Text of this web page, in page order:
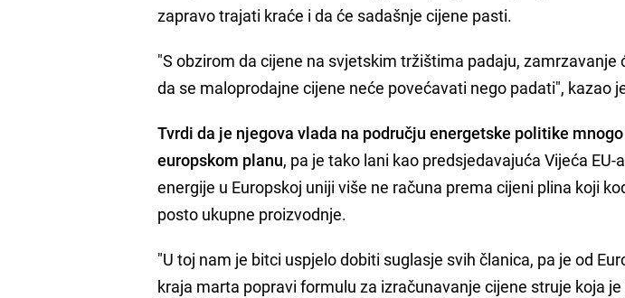
zapravo trajati kraće i da će sadašnje cijene pasti.
"S obzirom da cijene na svjetskim tržištima padaju,
da se maloprodajne cijene neće povećavati nego padati", kazao
Tvrdi da je njegova vlada na području energetske politike
europskom planu, pa je tako lani kao predsjedavajuća Vijeća
energije u Europskoj uniji više ne računa prema cijeni plina koji
posto ukupne proizvodnje.
"U toj nam je bitci uspjelo dobiti suglasje svih članica, pa je od
kraja marta popravi formulu za izračunavanje cijene struje koja